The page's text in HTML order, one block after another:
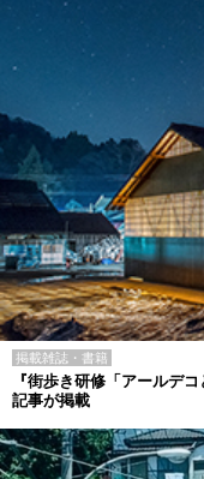
掲載雑誌・書籍
『街歩き研修「アールデ
記事が掲載